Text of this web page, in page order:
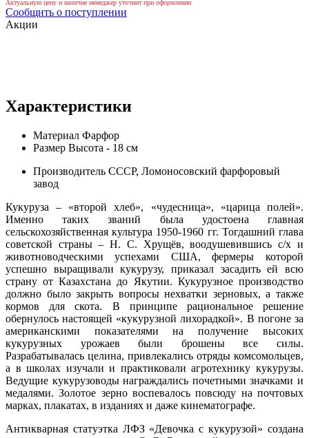
Актуальную цену и наличие менеджер уточнит при оформлении
Сообщить о поступлении
Акции
Характеристики
Материал Фарфор
Размер Высота - 18 см
Производитель СССР, Ломоносовский фарфоровый
завод
Кукуруза – «второй хлеб», «чудесница», «царица полей».
Именно таких званий была удостоена главная
сельскохозяйственная культура 1950-1960 гг. Тогдашний глава
советской страны – Н. С. Хрущёв, воодушевившись с/х и
животноводческими успехами США, фермеры которой
успешно выращивали кукурузу, приказал засадить ей всю
страну от Казахстана до Якутии. Кукурузное производство
должно было закрыть вопросы нехватки зерновых, а также
кормов для скота. В принципе рациональное решение
обернулось настоящей «кукурузной лихорадкой». В погоне за
американскими показателями на получение высоких
кукурузных урожаев были брошены все силы.
Разрабатывалась целина, привлекались отряды комсомольцев,
а в школах изучали и практиковали агротехнику кукурузы.
Ведущие кукурузоводы награждались почетными значками и
медалями. Золотое зерно воспевалось повсюду на почтовых
марках, плакатах, в изданиях и даже кинематографе.
Антикварная статуэтка ЛФЗ «Девочка с кукурузой» создана